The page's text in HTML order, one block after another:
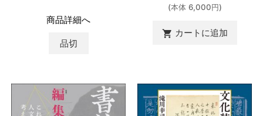
商品詳細へ
品切
(本体 6,000円)
 カートに追加